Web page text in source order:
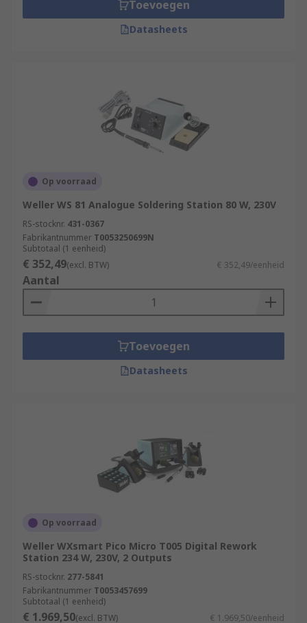
Toevoegen
Datasheets
Op voorraad
Weller WS 81 Analogue Soldering Station 80 W, 230V
RS-stocknr. 431-0367
Fabrikantnummer T0053250699N
Subtotaal (1 eenheid)
€ 352,49(excl. BTW) € 352,49/eenheid
Aantal
Toevoegen
Datasheets
Op voorraad
Weller WXsmart Pico Micro T005 Digital Rework
Station 234 W, 230V, 2 Outputs
RS-stocknr. 277-5841
Fabrikantnummer T0053457699
Subtotaal (1 eenheid)
€ 1.969,50(excl. BTW) € 1.969,50/eenheid